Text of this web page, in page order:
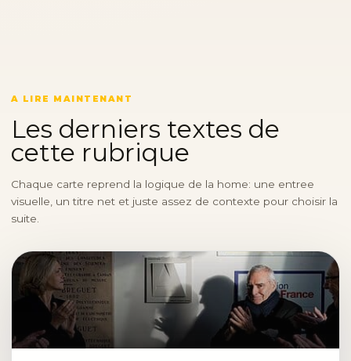
A LIRE MAINTENANT
Les derniers textes de
cette rubrique
Chaque carte reprend la logique de la home: une entree
visuelle, un titre net et juste assez de contexte pour choisir la
suite.